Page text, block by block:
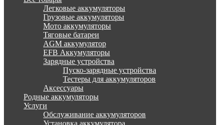
Легковые аккумуляторы
Грузовые аккумуляторы
Мото аккумуляторы
Тяговые батареи
AGM аккумулятор
EFB Аккумуляторы
Зарядные устройства
Пуско-зарядные устройства
Тестеры для аккумуляторов
Аксессуары
Родные аккумуляторы
Услуги
Обслуживание аккумуляторов
Установка аккумулятора